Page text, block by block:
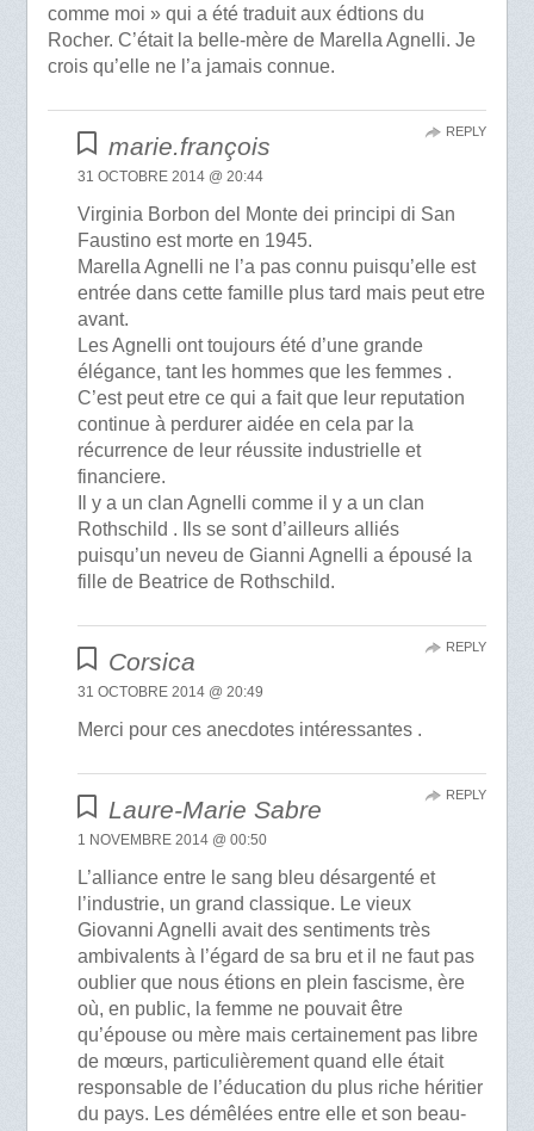
comme moi » qui a été traduit aux édtions du
Rocher. C’était la belle-mère de Marella Agnelli. Je
crois qu’elle ne l’a jamais connue.
marie.françois
31 OCTOBRE 2014 @ 20:44
Virginia Borbon del Monte dei principi di San
Faustino est morte en 1945.
Marella Agnelli ne l’a pas connu puisqu’elle est
entrée dans cette famille plus tard mais peut etre
avant.
Les Agnelli ont toujours été d’une grande
élégance, tant les hommes que les femmes .
C’est peut etre ce qui a fait que leur reputation
continue à perdurer aidée en cela par la
récurrence de leur réussite industrielle et
financiere.
Il y a un clan Agnelli comme il y a un clan
Rothschild . Ils se sont d’ailleurs alliés
puisqu’un neveu de Gianni Agnelli a épousé la
fille de Beatrice de Rothschild.
REPLY
Corsica
31 OCTOBRE 2014 @ 20:49
Merci pour ces anecdotes intéressantes .
REPLY
Laure-Marie Sabre
1 NOVEMBRE 2014 @ 00:50
L’alliance entre le sang bleu désargenté et
l’industrie, un grand classique. Le vieux
Giovanni Agnelli avait des sentiments très
ambivalents à l’égard de sa bru et il ne faut pas
oublier que nous étions en plein fascisme, ère
où, en public, la femme ne pouvait être
qu’épouse ou mère mais certainement pas libre
de mœurs, particulièrement quand elle était
responsable de l’éducation du plus riche héritier
du pays. Les démêlées entre elle et son beau-
REPLY